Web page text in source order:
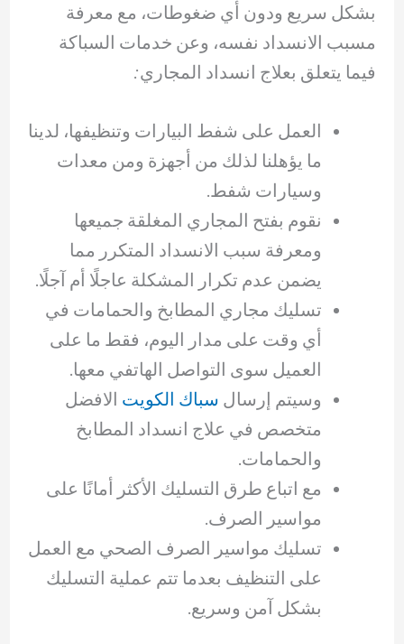
بشكل سريع ودون أي ضغوطات، مع معرفة
مسبب الانسداد نفسه، وعن خدمات السباكة
فيما يتعلق بعلاج انسداد المجاري:
العمل على شفط البيارات وتنظيفها، لدينا
ما يؤهلنا لذلك من أجهزة ومن معدات
وسيارات شفط.
نقوم بفتح المجاري المغلقة جميعها
ومعرفة سبب الانسداد المتكرر مما
يضمن عدم تكرار المشكلة عاجلًا أم آجلًا.
تسليك مجاري المطابخ والحمامات في
أي وقت على مدار اليوم، فقط ما على
العميل سوى التواصل الهاتفي معها.
وسيتم إرسال سباك الكويت الافضل
متخصص في علاج انسداد المطابخ
والحمامات.
مع اتباع طرق التسليك الأكثر أمانًا على
مواسير الصرف.
تسليك مواسير الصرف الصحي مع العمل
على التنظيف بعدما تتم عملية التسليك
بشكل آمن وسريع.